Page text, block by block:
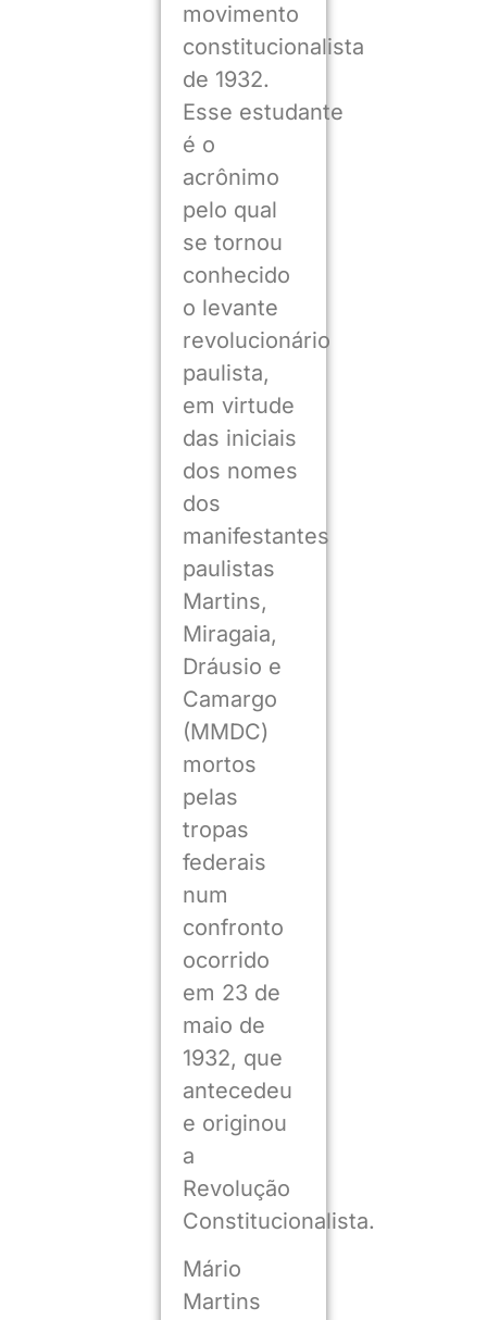
movimento
constitucionalista
de 1932.
Esse estudante
é o
acrônimo
pelo qual
se tornou
conhecido
o levante
revolucionário
paulista,
em virtude
das iniciais
dos nomes
dos
manifestantes
paulistas
Martins,
Miragaia,
Dráusio e
Camargo
(MMDC)
mortos
pelas
tropas
federais
num
confronto
ocorrido
em 23 de
maio de
1932, que
antecedeu
e originou
a
Revolução
Constitucionalista.
Mário
Martins